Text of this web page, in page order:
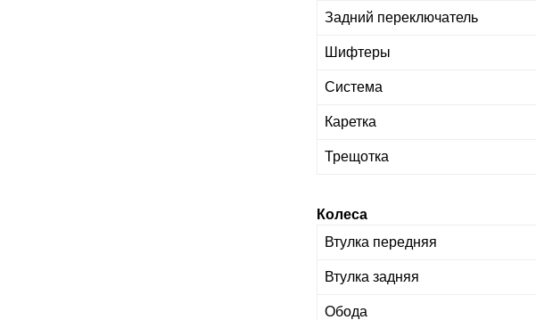
Задний переключатель
Шифтеры
Система
Каретка
Трещотка
Колеса
Втулка передняя
Втулка задняя
Обода